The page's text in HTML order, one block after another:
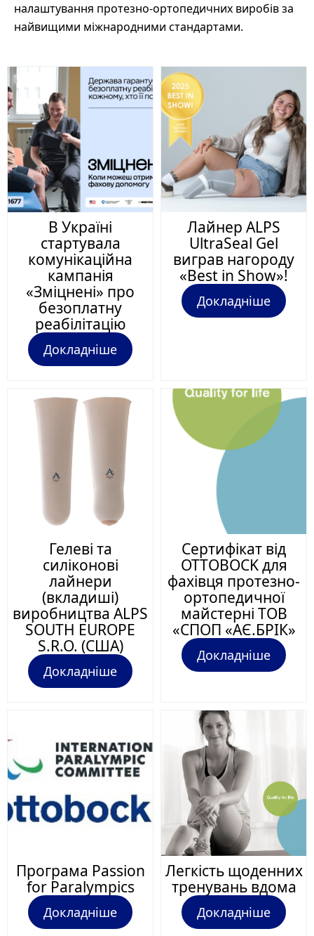
налаштування протезно-ортопедичних виробів за
найвищими міжнародними стандартами.
В Україні
стартувала
комунікаційна
кампанія
«Зміцнені» про
безоплатну
реабілітацію
Докладніше
Лайнер ALPS
UltraSeal Gel
виграв нагороду
«Best in Show»!
Докладніше
Гелеві та
силіконові
лайнери
(вкладиші)
виробництва ALPS
SOUTH EUROPE
S.R.O. (США)
Докладніше
Сертифікат від
ОТТОBOCK для
фахівця протезно-
ортопедичної
майстерні ТОВ
«СПОП «АЄ.БРІК»
Докладніше
Програма Passion
for Paralympics
Докладніше
Легкість щоденних
тренувань вдома
Докладніше